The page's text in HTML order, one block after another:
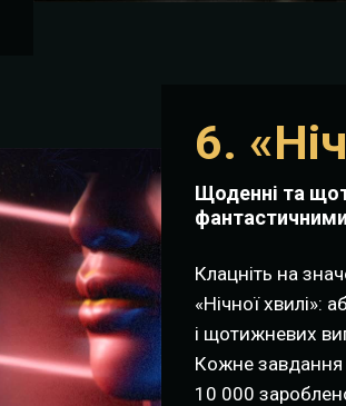
6.
Щоденні та
Клацніть на
«Нічної хвилі»:
і щотижневих
Кожне завдання
10 000